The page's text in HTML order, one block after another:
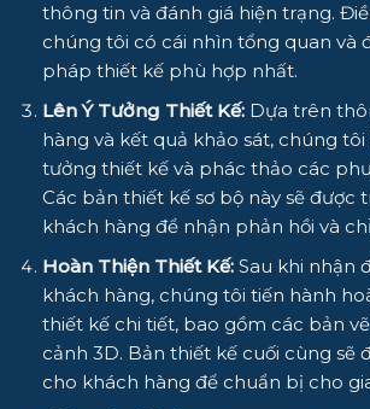
thông tin và đánh giá hiện trạng.
chúng tôi có cái nhìn tổng quan và
pháp thiết kế phù hợp nhất.
Lên Ý Tưởng Thiết Kế:Dựa trên
hàng và kết quả khảo sát, chúng
tưởng thiết kế và phác thảo các
Các bản thiết kế sơ bộ này sẽ được
khách hàng để nhận phản hồi và
Hoàn Thiện Thiết Kế:Sau khi nhận
khách hàng, chúng tôi tiến hành
thiết kế chi tiết, bao gồm các bản
cảnh 3D. Bản thiết kế cuối cùng sẽ
cho khách hàng để chuẩn bị cho